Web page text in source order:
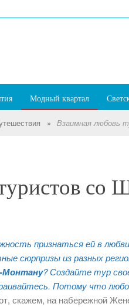
Модный квартал
» Взаимная любовь
со
признаться ей в
сюрпризы из разных
Монтану? Создайте тур
Потому что
скажем, на набережной